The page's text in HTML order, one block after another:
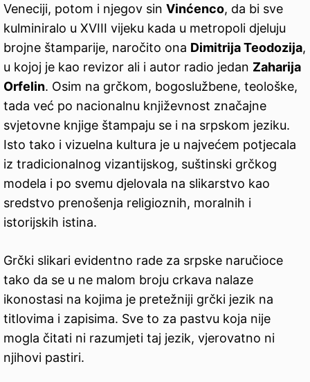
Veneciji, potom i njegov sin Vinćenco, da bi sve
kulminiralo u XVIII vijeku kada u metropoli djeluju
brojne štamparije, naročito ona Dimitrija Teodozija,
u kojoj je kao revizor ali i autor radio jedan Zaharija
Orfelin. Osim na grčkom, bogoslužbene, teološke,
tada već po nacionalnu književnost značajne
svjetovne knjige štampaju se i na srpskom jeziku.
Isto tako i vizuelna kultura je u najvećem potjecala
iz tradicionalnog vizantijskog, suštinski grčkog
modela i po svemu djelovala na slikarstvo kao
sredstvo prenošenja religioznih, moralnih i
istorijskih istina.
Grčki slikari evidentno rade za srpske naručioce
tako da se u ne malom broju crkava nalaze
ikonostasi na kojima je pretežniji grčki jezik na
titlovima i zapisima. Sve to za pastvu koja nije
mogla čitati ni razumjeti taj jezik, vjerovatno ni
njihovi pastiri.